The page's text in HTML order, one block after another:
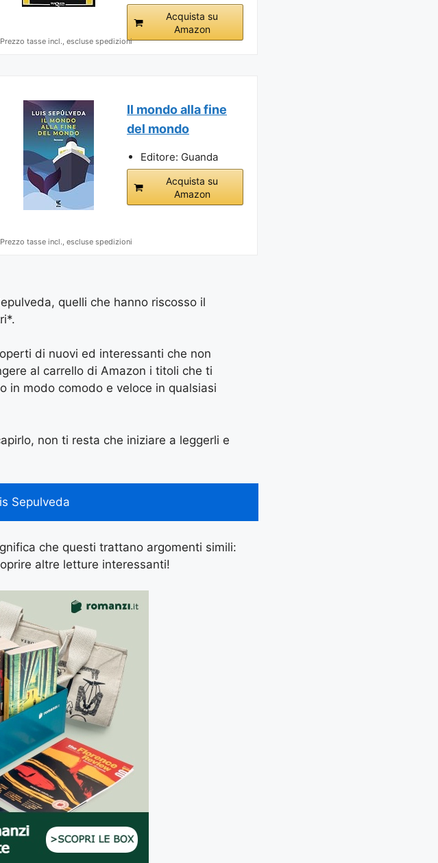
Acquista su
Amazon
Prezzo tasse incl., escluse spedizioni
Il mondo alla fine
del mondo
Editore: Guanda
Acquista su
Amazon
Prezzo tasse incl., escluse spedizioni
quelli che hanno riscosso il
di nuovi ed interessanti che non
al carrello di Amazon i titoli che ti
in modo comodo e veloce in qualsiasi
non ti resta che iniziare a leggerli e
Sepulveda
che questi trattano argomenti simili:
altre letture interessanti!